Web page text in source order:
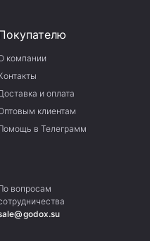
компании
и оплата
клиентам
в Телеграмм
вопросам